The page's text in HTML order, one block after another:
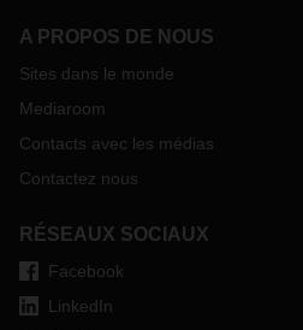
A PROPOS DE NOUS
Sites dans le monde
Mediaroom
Contacts avec les médias
Contactez nous
RÉSEAUX SOCIAUX
Facebook
LinkedIn